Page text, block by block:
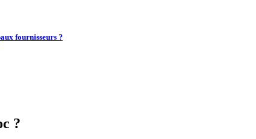
fournisseurs ?
?